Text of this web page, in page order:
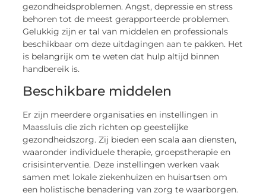
gezondheidsproblemen. Angst, depressie en stress
behoren tot de meest gerapporteerde problemen.
Gelukkig zijn er tal van middelen en professionals
beschikbaar om deze uitdagingen aan te pakken. Het
is belangrijk om te weten dat hulp altijd binnen
handbereik is.
Beschikbare middelen
Er zijn meerdere organisaties en instellingen in
Maassluis die zich richten op geestelijke
gezondheidszorg. Zij bieden een scala aan diensten,
waaronder individuele therapie, groepstherapie en
crisisinterventie. Deze instellingen werken vaak
samen met lokale ziekenhuizen en huisartsen om
een holistische benadering van zorg te waarborgen.